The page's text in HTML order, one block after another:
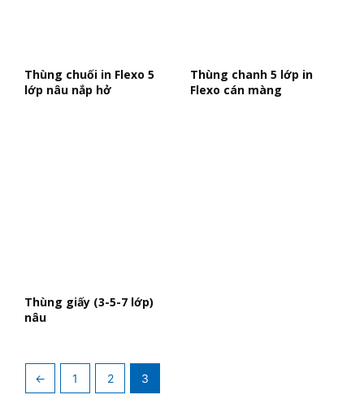
Thùng chuối in Flexo 5
lớp nâu nắp hở
Thùng chanh 5 lớp in
Flexo cán màng
Thùng giấy (3-5-7 lớp)
nâu
← 1 2 3